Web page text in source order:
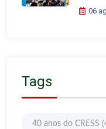
06
Tags
40 anos do CRESS